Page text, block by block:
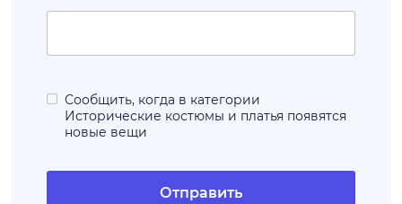
Сообщить, когда в категории
Исторические костюмы и платья появятся
новые вещи
Отправить